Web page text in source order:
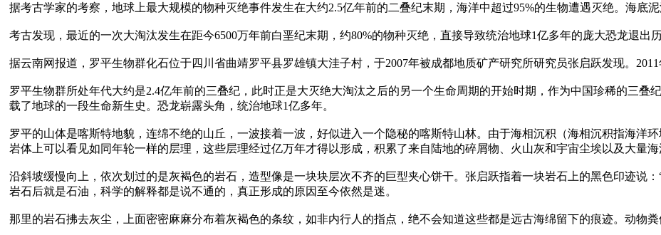
据考古学家的考察，地球上最大规模的物种灭绝事件发生在大约2.5亿年前的二叠纪末期，海洋中超过95%的生物遭遇灭绝。海底
考古发现，最近的一次大淘汰发生在距今6500万年前白垩纪末期，约80%的物种灭绝，直接导致统治地球1亿多年的庞大恐龙退出
据云南网报道，罗平生物群化石位于四川省曲靖罗平县罗雄镇大洼子村，于2007年被成都地质矿产研究所研究员张启跃发现。
罗平生物群所处年代大约是2.4亿年前的三叠纪，此时正是大灭绝大淘汰之后的另一个生命周期的开始时期，作为中国珍稀的三叠
载了地球的一段生命新生史。恐龙崭露头角，统治地球1亿多年。
罗平的山体是喀斯特地貌，连绵不绝的山丘，一波接着一波，好似进入一个隐秘的喀斯特山林。由于海相沉积（海相沉积指海洋
岩体上可以看见如同年轮一样的层理，这些层理经过亿万年才得以形成，积累了来自陆地的碎屑物、火山灰和宇宙尘埃以及大量海
沿斜坡缓慢向上，依次划过的是灰褐色的岩石，造型像是一块块层次不齐的巨型夹心饼干。张启跃指着一块岩石上的黑色印迹说
岩石后就是石油，科学的解释都是说不通的，真正形成的原因至今依然是迷。
那里的岩石拂去灰尘，上面密密麻麻分布着灰褐色的条纹，如非内行人的指点，绝不会知道这些都是远古海绵留下的痕迹。动物